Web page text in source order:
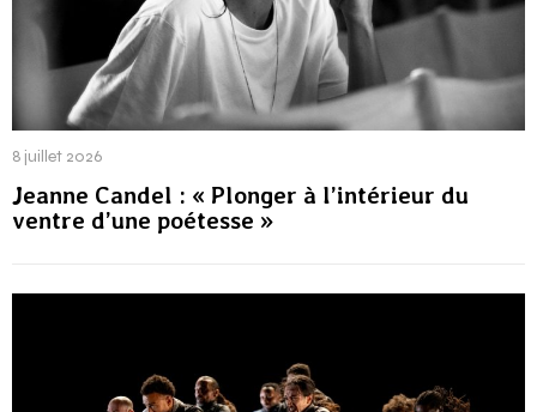
8 juillet 2026
Jeanne Candel : « Plonger à l’intérieur du
ventre d’une poétesse »